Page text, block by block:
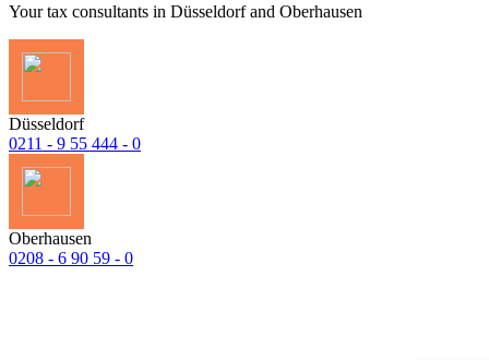
Your tax consultants in Düsseldorf and Oberhausen
Düsseldorf
0211 - 9 55 444 - 0
Oberhausen
0208 - 6 90 59 - 0